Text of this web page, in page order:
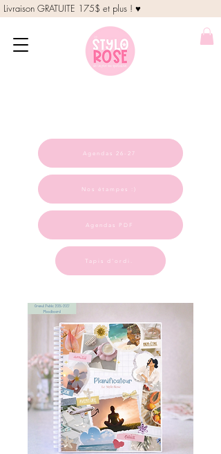
Livraison GRATUITE 175$ et plus ! ♥
Agendas 26-27
Nos étampes :)
Agendas PDF
Tapis d'ordi.